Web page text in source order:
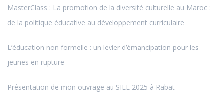
MasterClass : La promotion de la diversité culturelle au Maroc :
de la politique éducative au développement curriculaire
L’éducation non formelle : un levier d’émancipation pour les
jeunes en rupture
Présentation de mon ouvrage au SIEL 2025 à Rabat